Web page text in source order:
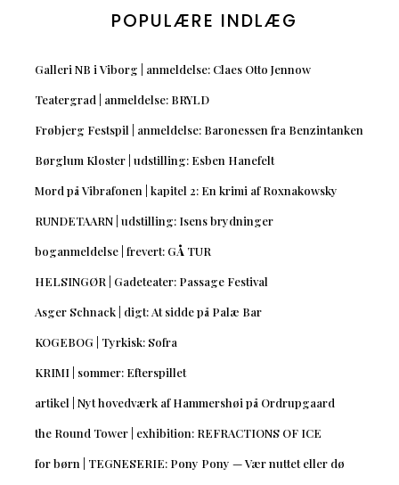
POPULÆRE INDLÆG
Galleri NB i Viborg | anmeldelse: Claes Otto Jennow
Teatergrad | anmeldelse: BRYLD
Frøbjerg Festspil | anmeldelse: Baronessen fra Benzintanken
Børglum Kloster | udstilling: Esben Hanefelt
Mord på Vibrafonen | kapitel 2: En krimi af Roxnakowsky
RUNDETAARN | udstilling: Isens brydninger
boganmeldelse | frevert: GÅ TUR
HELSINGØR | Gadeteater: Passage Festival
Asger Schnack | digt: At sidde på Palæ Bar
KOGEBOG | Tyrkisk: Sofra
KRIMI | sommer: Efterspillet
artikel | Nyt hovedværk af Hammershøi på Ordrupgaard
the Round Tower | exhibition: REFRACTIONS OF ICE
for børn | TEGNESERIE: Pony Pony — Vær nuttet eller dø